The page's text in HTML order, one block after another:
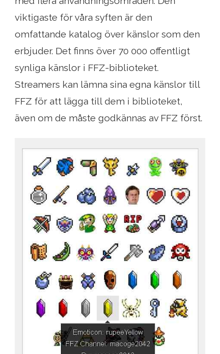
viktigaste för våra syften är den
omfattande katalog över känslor som den
erbjuder. Det finns över 70 000 offentligt
synliga känslor i FFZ-biblioteket.
Streamers kan lämna sina egna känslor till
FFZ för att lägga till dem i biblioteket,
även om de måste godkännas av FFZ först.